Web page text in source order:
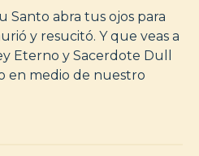
Santo abra tus ojos para
y resucitó. Y que veas a
Eterno y Sacerdote Dull
en medio de nuestro